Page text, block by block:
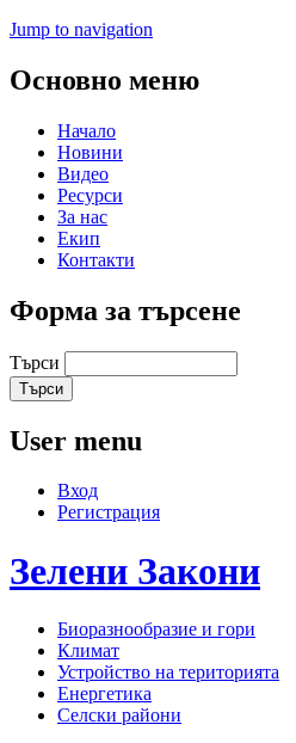
Jump to navigation
Основно меню
Начало
Новини
Видео
Ресурси
За нас
Екип
Контакти
Форма за търсене
Търси
User menu
Вход
Регистрация
Зелени Закони
Биоразнообразие и гори
Климат
Устройство на територията
Енергетика
Селски райони